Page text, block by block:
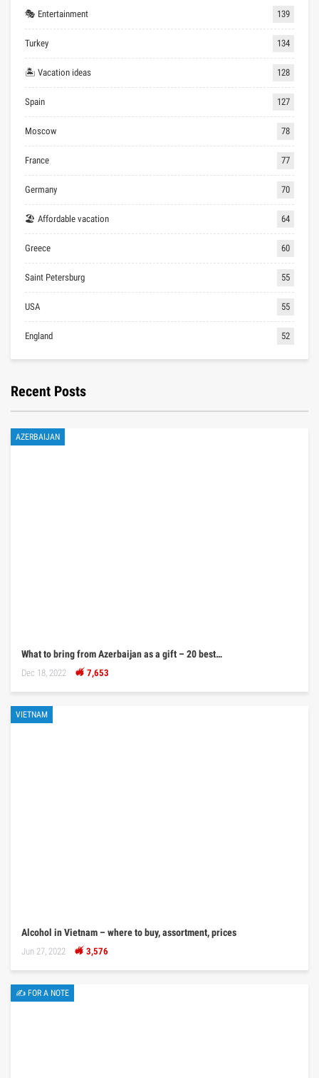
🎭 Entertainment 139
Turkey 134
🏝 Vacation ideas 128
Spain 127
Moscow 78
France 77
Germany 70
🏖 Affordable vacation 64
Greece 60
Saint Petersburg 55
USA 55
England 52
Recent Posts
AZERBAIJAN
What to bring from Azerbaijan as a gift – 20 best…
Dec 18, 2022 7,653
VIETNAM
Alcohol in Vietnam – where to buy, assortment, prices
Jun 27, 2022 3,576
✍ FOR A NOTE